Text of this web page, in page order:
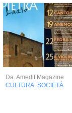
Da Amedit Magazine
CULTURA SOCIETÀ